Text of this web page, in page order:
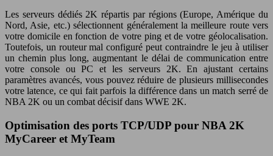
Les serveurs dédiés 2K répartis par régions (Europe, Amérique du
Nord, Asie, etc.) sélectionnent généralement la meilleure route vers
votre domicile en fonction de votre ping et de votre géolocalisation.
Toutefois, un routeur mal configuré peut contraindre le jeu à utiliser
un chemin plus long, augmentant le délai de communication entre
votre console ou PC et les serveurs 2K. En ajustant certains
paramètres avancés, vous pouvez réduire de plusieurs millisecondes
votre latence, ce qui fait parfois la différence dans un match serré de
NBA 2K ou un combat décisif dans WWE 2K.
Optimisation des ports TCP/UDP pour NBA 2K
MyCareer et MyTeam